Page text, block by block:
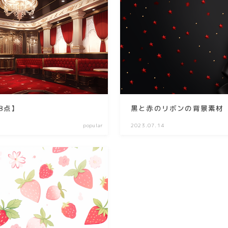
season
winter
summer
spring
autumn
sea
sky
flower
food
】
popular
黒と赤のリボンの背景素材
2023.07.14